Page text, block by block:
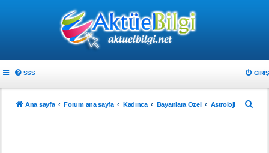
SSS GIRIŞ
Ana sayfa Forum ana sayfa Kadınca Bayanlara Özel Astroloji